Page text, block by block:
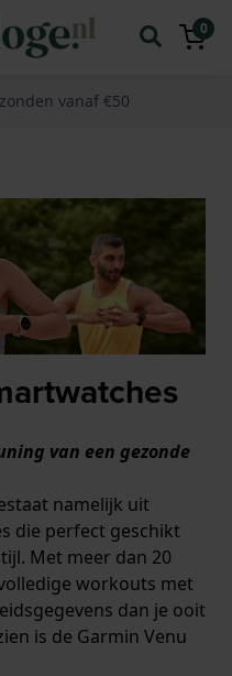
0
vanaf €50
van een gezonde
namelijk uit
die perfect geschikt
Met meer dan 20
workouts met
dan je ooit
is de Garmin Venu